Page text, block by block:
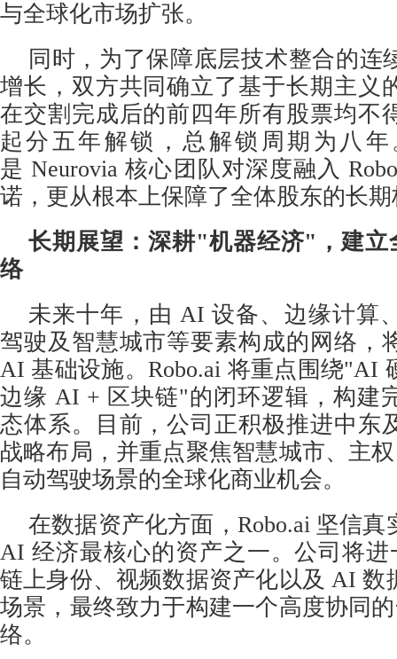
与全球化市场扩张。
同时，为了保障底层技术整合的连
增长，双方共同确立了基于长期主义
在交割完成后的前四年所有股票均不
起分五年解锁，总解锁周期为八
是 Neurovia 核心团队对深度融入
诺，更从根本上保障了全体股东的长
长期展望：深耕"机器经济"，建立
络
未来十年，由 AI 设备、边缘计算
驾驶及智慧城市等要素构成的网络，
AI 基础设施。Robo.ai 将重点围绕"AI
边缘 AI + 区块链"的闭环逻辑，构建
态体系。目前，公司正积极推进中东
战略布局，并重点聚焦智慧城市、主
自动驾驶场景的全球化商业机会。
在数据资产化方面，Robo.ai 坚信
AI 经济最核心的资产之一。公司将
链上身份、视频数据资产化以及 AI 数
场景，最终致力于构建一个高度协同
络。